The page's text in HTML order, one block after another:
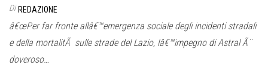
Di REDAZIONE
â€œPer far fronte allâ€™emergenza sociale degli incidenti stradali
e della mortalitÃ sulle strade del Lazio, lâ€™impegno di Astral Ã¨
doveroso…